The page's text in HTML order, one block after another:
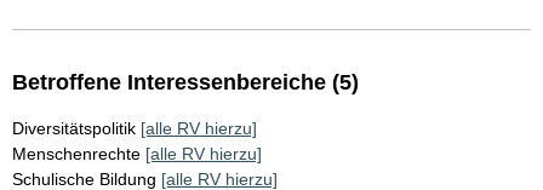
Betroffene Interessenbereiche (5)
Diversitätspolitik [alle RV hierzu]
Menschenrechte [alle RV hierzu]
Schulische Bildung [alle RV hierzu]